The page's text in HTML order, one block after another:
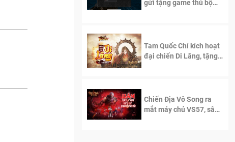
gửi tặng game thủ bộ
Tam Quốc Chí kích hoạt
đại chiến Di Lăng, tặng
Chiến Địa Vô Song ra
mắt máy chủ VS57, sân